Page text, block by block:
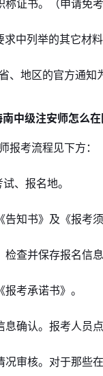
称证书。（申请免
求中列举的其它材
、地区的官方通知
南中级注安师怎么
报考流程见下方：
、报名地。
告知书》及《报考
检查并保存报名信息
考承诺书》。
确认。报考人员点
况审核。对于那些